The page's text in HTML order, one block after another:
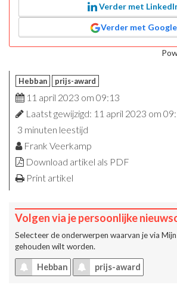
Verder met
Verder met Google
Hebban prijs-award
11 april 2023 om 09:13
Laatst gewijzigd: 11 april 2023 om
3 minuten leestijd
Frank Veerkamp
Download artikel als PDF
Print artikel
Volgen via je persoonlijke
Selecteer de onderwerpen waarvan je via
gehouden wilt worden.
Hebban prijs-award